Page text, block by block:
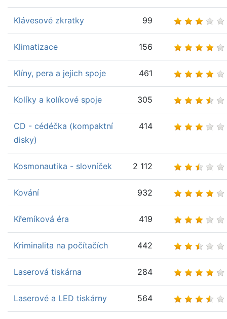
Klávesové zkratky 99
Klimatizace 156
Klíny, pera a jejich spoje 461
Kolíky a kolíkové spoje 305
CD - cédéčka (kompaktní
disky)
414
Kosmonautika - slovníček 2 112
Kování 932
Křemíková éra 419
Kriminalita na počítačích 442
Laserová tiskárna 284
Laserové a LED tiskárny 564